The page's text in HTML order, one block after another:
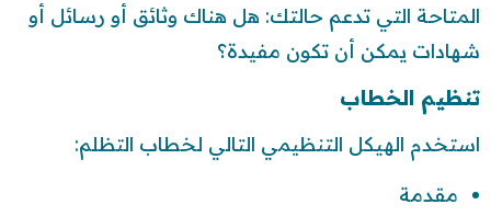
المتاحة التي تدعم حالتك: هل هناك وثائق أو رسائل أو
شهادات يمكن أن تكون مفيدة؟
تنظيم الخطاب
استخدم الهيكل التنظيمي التالي لخطاب التظلم:
مقدمة